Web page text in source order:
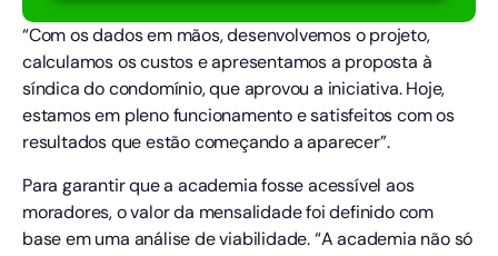
“Com os dados em mãos, desenvolvemos o projeto,
calculamos os custos e apresentamos a proposta à
síndica do condomínio, que aprovou a iniciativa. Hoje,
estamos em pleno funcionamento e satisfeitos com os
resultados que estão começando a aparecer”.
Para garantir que a academia fosse acessível aos
moradores, o valor da mensalidade foi definido com
base em uma análise de viabilidade. “A academia não só